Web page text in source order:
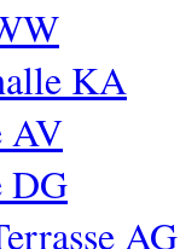
KA
AV
DG
AG